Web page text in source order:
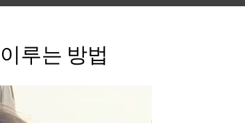
루는 방법